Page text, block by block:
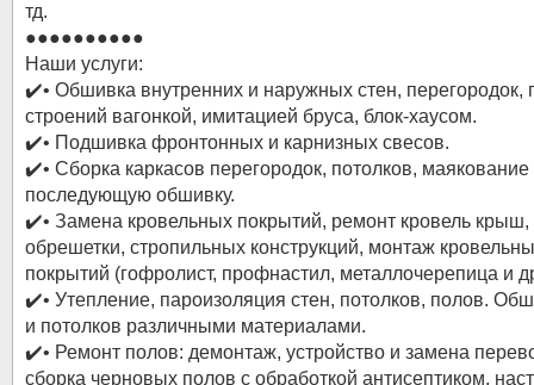
тд.
●●●●●●●●●●
Наши услуги:
✔️• Обшивка внутренних и наружных стен, перегородок,
строений вагонкой, имитацией бруса, блок-хаусом.
✔️• Подшивка фронтонных и карнизных свесов.
✔️• Сборка каркасов перегородок, потолков, маякование
последующую обшивку.
✔️• Замена кровельных покрытий, ремонт кровель крыш,
обрешетки, стропильных конструкций, монтаж
покрытий (гофролист, профнастил, металлочерепица и
✔️• Утепление, пароизоляция стен, потолков, полов.
и потолков различными материалами.
✔️• Ремонт полов: демонтаж, устройство и замена
сборка черновых полов с обработкой антисептиком,